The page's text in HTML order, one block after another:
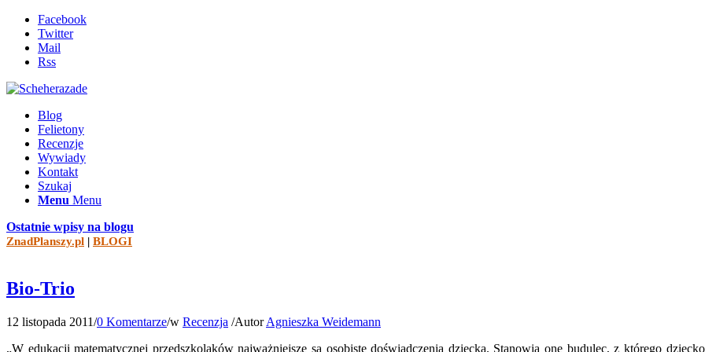
Facebook
Twitter
Mail
Rss
Blog
Felietony
Recenzje
Wywiady
Kontakt
Szukaj
Menu Menu
Ostatnie wpisy na blogu
ZnadPlanszy.pl | BLOGI
Bio-Trio
12 listopada 2011/0 Komentarze/w Recenzja /AutorAgnieszka Weidemann
„W edukacji matematycznej przedszkolaków najważniejsze są osobiste doświadczenia dziecka. Stanowią one budulec, z którego